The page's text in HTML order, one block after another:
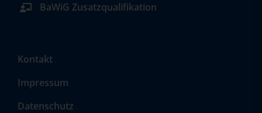
BaWiG Zusatzqualifikation
Kontakt
Impressum
Datenschutz